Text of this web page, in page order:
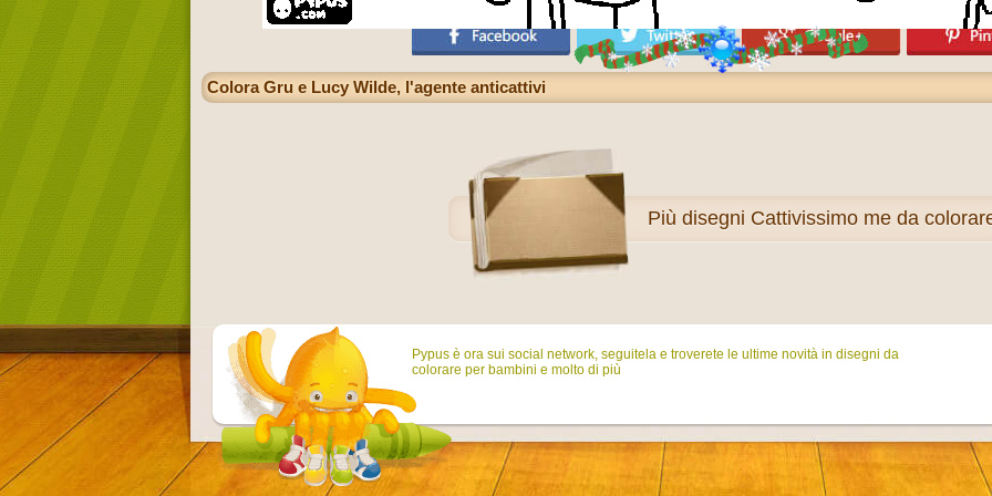
Colora Gru e Lucy Wilde, l'agente anticattivi
Più disegni Cattivissimo me da
Pypus è ora sui social network, seguitela e troverete le ultime novità in disegni da
colorare per bambini e molto di più